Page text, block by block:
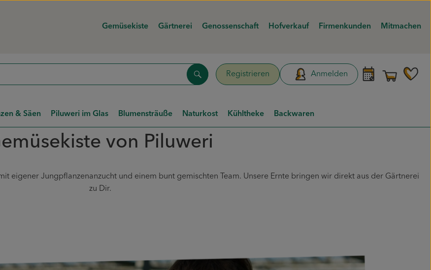
Gemüsekiste Gärtnerei Genossenschaft Hofverkauf Firmenkunden Mitmachen
Registrieren Anmelden
Suchen
& Säen Piluweri im Glas Blumensträuße Naturkost Kühltheke Backwaren
von Piluweri
eigener Jungpflanzenanzucht und einem bunt gemischten Team. Unsere Ernte bringen wir direkt aus der Gärtnerei
zu Dir.